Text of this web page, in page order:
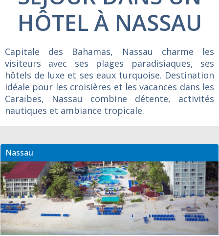
HÔTEL À NASSAU
Capitale des Bahamas, Nassau charme les
visiteurs avec ses plages paradisiaques, ses
hôtels de luxe et ses eaux turquoise. Destination
idéale pour les croisières et les vacances dans les
Caraïbes, Nassau combine détente, activités
nautiques et ambiance tropicale.
Nassau